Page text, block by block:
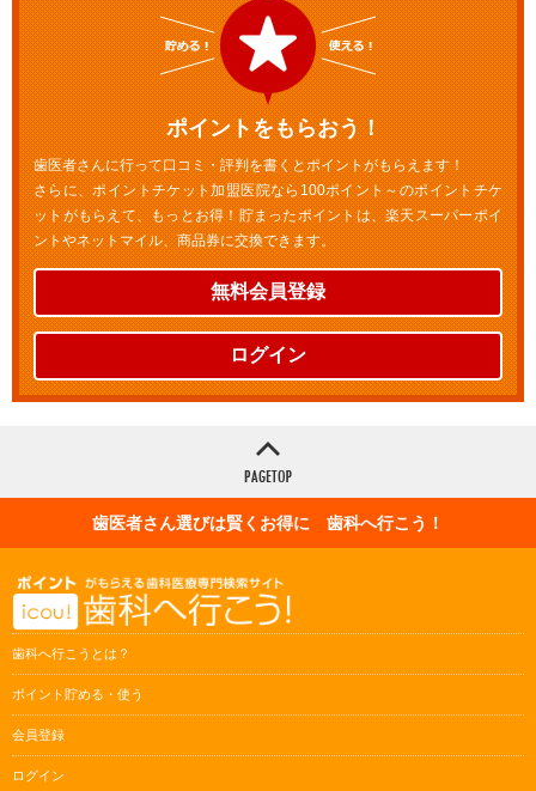
ポイントをもらおう！
歯医者さんに行って口コミ・評判を書くとポイントがもらえます！
さらに、ポイントチケット加盟医院なら100ポイント～のポイントチケ
ットがもらえて、もっとお得！貯まったポイントは、楽天スーパーポイ
ントやネットマイル、商品券に交換できます。
無料会員登録
ログイン
歯医者さん選びは賢くお得に 歯科へ行こう！
歯科へ行こうとは？
ポイント貯める・使う
会員登録
ログイン